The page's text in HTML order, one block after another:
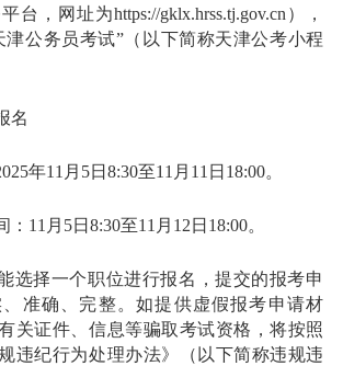
台，网址为https://gklx.hrss.tj.gov.cn），
津公务员考试”（以下简称天津公考小程
名
年11月5日8:30至11月11日18:00。
11月5日8:30至11月12日18:00。
选择一个职位进行报名，提交的报考申
准确、完整。如提供虚假报考申请材
关证件、信息等骗取考试资格，将按照
违纪行为处理办法》（以下简称违规违